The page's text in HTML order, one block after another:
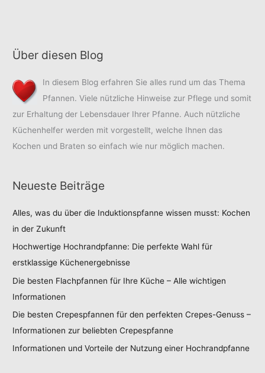
Über diesen Blog
In diesem Blog erfahren Sie alles rund um das Thema
Pfannen. Viele nützliche Hinweise zur Pflege und somit
zur Erhaltung der Lebensdauer Ihrer Pfanne. Auch nützliche
Küchenhelfer werden mit vorgestellt, welche Ihnen das
Kochen und Braten so einfach wie nur möglich machen.
Neueste Beiträge
Alles, was du über die Induktionspfanne wissen musst: Kochen
in der Zukunft
Hochwertige Hochrandpfanne: Die perfekte Wahl für
erstklassige Küchenergebnisse
Die besten Flachpfannen für Ihre Küche – Alle wichtigen
Informationen
Die besten Crepespfannen für den perfekten Crepes-Genuss –
Informationen zur beliebten Crepespfanne
Informationen und Vorteile der Nutzung einer Hochrandpfanne